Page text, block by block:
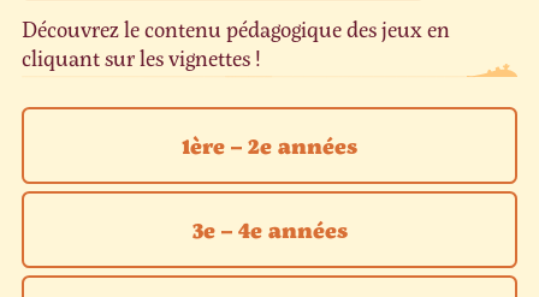
Découvrez le contenu pédagogique des jeux en
cliquant sur les vignettes !
1ère – 2e années
3e – 4e années